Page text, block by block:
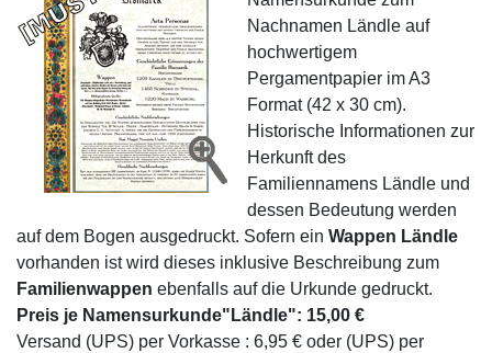
Nachnamen Ländle auf
hochwertigem
Pergamentpapier im A3
Format (42 x 30 cm).
Historische Informationen zur
Herkunft des
Familiennamens Ländle und
dessen Bedeutung werden
auf dem Bogen ausgedruckt. Sofern ein Wappen Ländle
vorhanden ist wird dieses inklusive Beschreibung zum
Familienwappen ebenfalls auf die Urkunde gedruckt.
Preis je Namensurkunde"Ländle": 15,00 €
Versand (UPS) per Vorkasse : 6,95 € oder (UPS) per